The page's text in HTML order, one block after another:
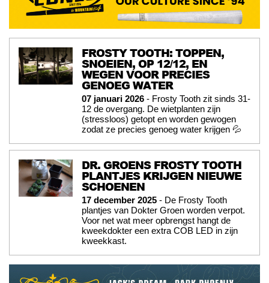
FROSTY TOOTH: TOPPEN,
SNOEIEN, OP 12/12, EN
WEGEN VOOR PRECIES
GENOEG WATER
07 januari 2026 - Frosty Tooth zit sinds 31-
12 de overgang. De wietplanten zijn
(stressloos) getopt en worden gewogen
zodat ze precies genoeg water krijgen 💦
DR. GROENS FROSTY TOOTH
PLANTJES KRIJGEN NIEUWE
SCHOENEN
17 december 2025 - De Frosty Tooth
plantjes van Dokter Groen worden verpot.
Voor net wat meer opbrengst hangt de
kweekdokter een extra COB LED in zijn
kweekkast.